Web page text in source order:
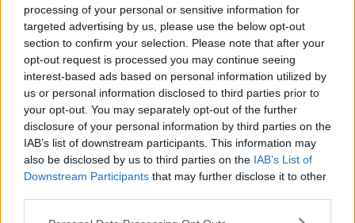
processing of your personal or sensitive information for
targeted advertising by us, please use the below opt-out
section to confirm your selection. Please note that after your
opt-out request is processed you may continue seeing
interest-based ads based on personal information utilized by
us or personal information disclosed to third parties prior to
your opt-out. You may separately opt-out of the further
disclosure of your personal information by third parties on the
IAB’s list of downstream participants. This information may
also be disclosed by us to third parties on the IAB’s List of
Downstream Participants that may further disclose it to other
Please note that this website/app uses one or more Google